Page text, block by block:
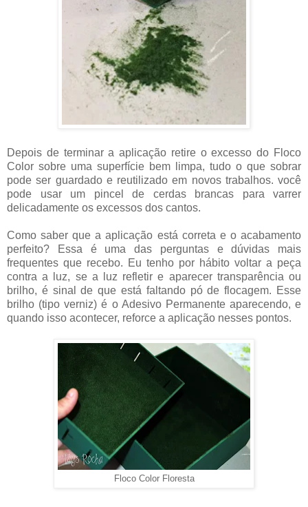
Depois de terminar a aplicação retire o excesso do Floco
Color sobre uma superfície bem limpa, tudo o que sobrar
pode ser guardado e reutilizado em novos trabalhos. você
pode usar um pincel de cerdas brancas para varrer
delicadamente os excessos dos cantos.
Como saber que a aplicação está correta e o acabamento
perfeito? Essa é uma das perguntas e dúvidas mais
frequentes que recebo. Eu tenho por hábito voltar a peça
contra a luz, se a luz refletir e aparecer transparência ou
brilho, é sinal de que está faltando pó de flocagem. Esse
brilho (tipo verniz) é o Adesivo Permanente aparecendo, e
quando isso acontecer, reforce a aplicação nesses pontos.
Floco Color Floresta